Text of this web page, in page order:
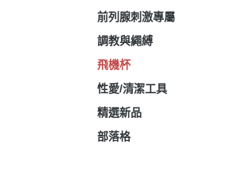
前列腺刺激專屬
調教與繩縛
飛機杯
性愛/清潔工具
精選新品
部落格